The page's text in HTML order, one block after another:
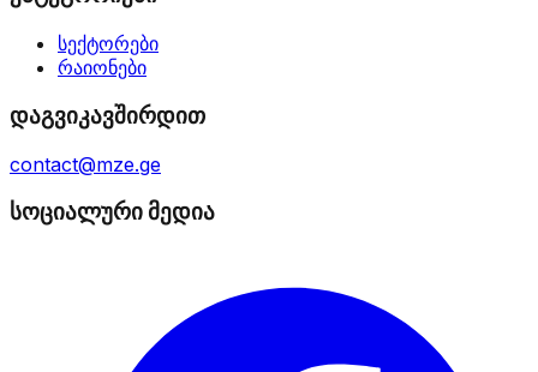
სექტორები
რაიონები
დაგვიკავშირდით
contact@mze.ge
სოციალური მედია